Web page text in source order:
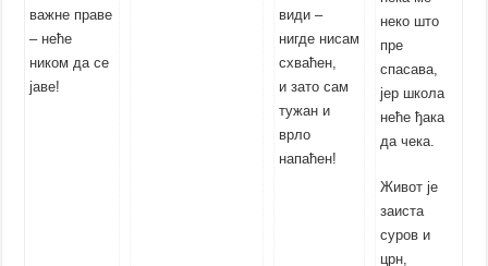
важне праве
– неће
ником да се
јаве!
види –
нигде нисам
схваћен,
и зато сам
тужан и
врло
напаћен!
неко што
пре
спасава,
јер школа
неће ђака
да чека.
Живот је
заиста
суров и
црн,